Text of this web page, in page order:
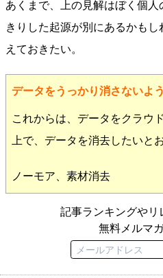
あくまで、上の見解はぼく個
きりした起源が別にあるかも
えておきたい。
データをうっかり消さないよ
これからは、データをクラウ
上で、データを消去したいと
ノーモア、素材消去
記事ランキングやリ
無料メルマ